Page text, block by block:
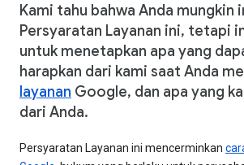
Kami tahu bahwa Anda mungkin
Persyaratan Layanan ini, tetapi
untuk menetapkan apa yang
harapkan dari kami saat Anda
layanan Google, dan apa yang
dari Anda.
Persyaratan Layanan ini mencerminkan